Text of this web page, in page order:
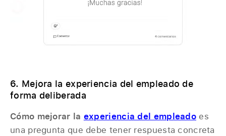
6. Mejora la experiencia del empleado de
forma deliberada
Cómo mejorar la experiencia del empleado es
una pregunta que debe tener respuesta concreta